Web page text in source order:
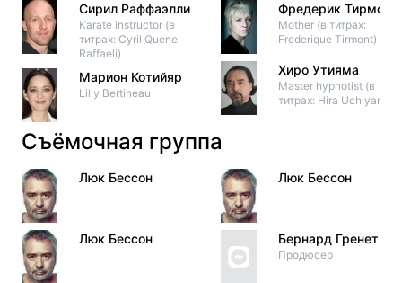
Сирил Раффаэлли
Karate instructor (в
титрах: Cyril Quenel
Raffaeli)
Марион Котийяр
Lilly Bertineau
Фредерик Тирмон
Mother (в титрах:
Frederique Tirmont)
Хиро Утияма
Master hypnotist (в
титрах: Hira Uchiyama)
Съёмочная группа
Люк Бессон
Люк Бессон
Люк Бессон
Бернард Гренет
Продюсер